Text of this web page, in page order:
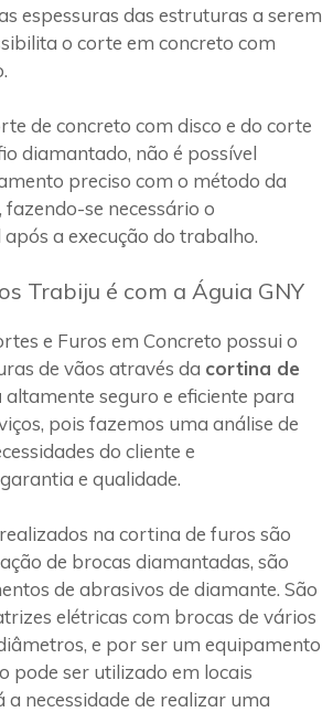
espessuras das estruturas a serem
o corte em concreto com
de concreto com disco e do corte
diamantado, não é possível
preciso com o método da
, fazendo-se necessário o
a execução do trabalho.
Trabiju é com a Águia GNY
e Furos em Concreto possui o
de vãos através da cortina de
altamente seguro e eficiente para
pois fazemos uma análise de
do cliente e
e qualidade.
na cortina de furos são
de brocas diamantadas, são
de abrasivos de diamante. São
elétricas com brocas de vários
e por ser um equipamento
pode ser utilizado em locais
a necessidade de realizar uma